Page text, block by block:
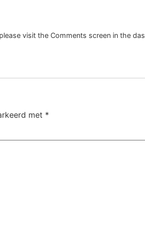
visit the Comments screen in the
met *